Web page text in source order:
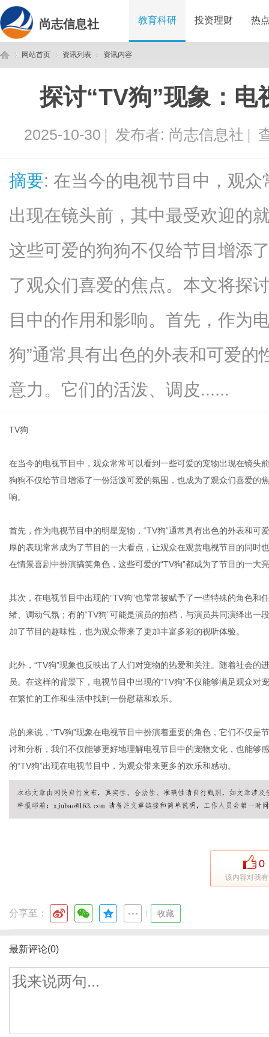
尚志信息社 教育科研 投资理财 热
网站首页
›
资讯列表 资讯内容
探讨“TV狗”现象：电
2025-10-30 | 发布者: 尚志信息社 |
摘要: 在当今的电视节目中，观
出现在镜头前，其中最受欢迎的
这些可爱的狗狗不仅给节目增添
了观众们喜爱的焦点。本文将探
目中的作用和影响。首先，作为
狗”通常具有出色的外表和可爱
意力。它们的活泼、调皮......
TV狗
在当今的电视节目中，观众常常可以看到一些可爱的宠物出现在镜头
狗狗不仅给节目增添了一份活泼可爱的氛围，也成为了观众们喜爱的
响。
首先，作为电视节目中的明星宠物，“TV狗”通常具有出色的外表和
厚的表现常常成为了节目的一大看点，让观众在观赏电视节目的同时
在情景喜剧中扮演搞笑角色，这些可爱的“TV狗”都成为了节目的一大
其次，在电视节目中出现的“TV狗”也常常被赋予了一些特殊的角色和
绪、调动气氛；有的“TV狗”可能是演员的拍档，与演员共同演绎出一
加了节目的趣味性，也为观众带来了更加丰富多彩的视听体验。
此外，“TV狗”现象也反映出了人们对宠物的热爱和关注。随着社会
员。在这样的背景下，电视节目中出现的“TV狗”不仅能够满足观众
在繁忙的工作和生活中找到一份慰藉和欢乐。
总的来说，“TV狗”现象在电视节目中扮演着重要的角色，它们不仅是
讨和分析，我们不仅能够更好地理解电视节目中的宠物文化，也能够
的“TV狗”出现在电视节目中，为观众带来更多的欢乐和感动。
0
该内容对我
分享至： 收藏
最新评论(0)